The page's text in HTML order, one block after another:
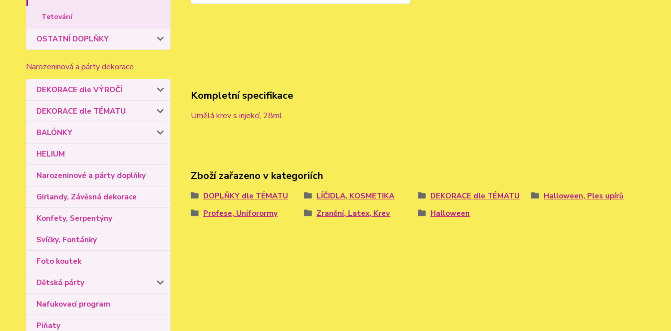
Tetování
OSTATNÍ DOPLŇKY
Narozeninová a párty dekorace
DEKORACE dle VÝROČÍ
DEKORACE dle TÉMATU
BALÓNKY
HELIUM
Narozeninové a párty doplňky
Girlandy, Závěsná dekorace
Konfety, Serpentýny
Svíčky, Fontánky
Foto koutek
Dětská párty
Nafukovací program
Piňaty
Kompletní specifikace
Umělá krev s injekcí, 28ml
Zboží zařazeno v kategoriích
DOPLŇKY dle TÉMATU LÍČIDLA, KOSMETIKA DEKORACE dle TÉMATU
Halloween, Ples upírů
Profese, Uniforormy
Zranění, Latex, Krev Halloween